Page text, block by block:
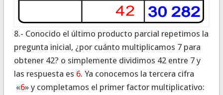
8.- Conocido el último producto parcial repetimos la
pregunta inicial, ¿por cuánto multiplicamos 7 para
obtener 42? o simplemente dividimos 42 entre 7 y
las respuesta es 6. Ya conocemos la tercera cifra
«6» y completamos el primer factor multiplicativo: